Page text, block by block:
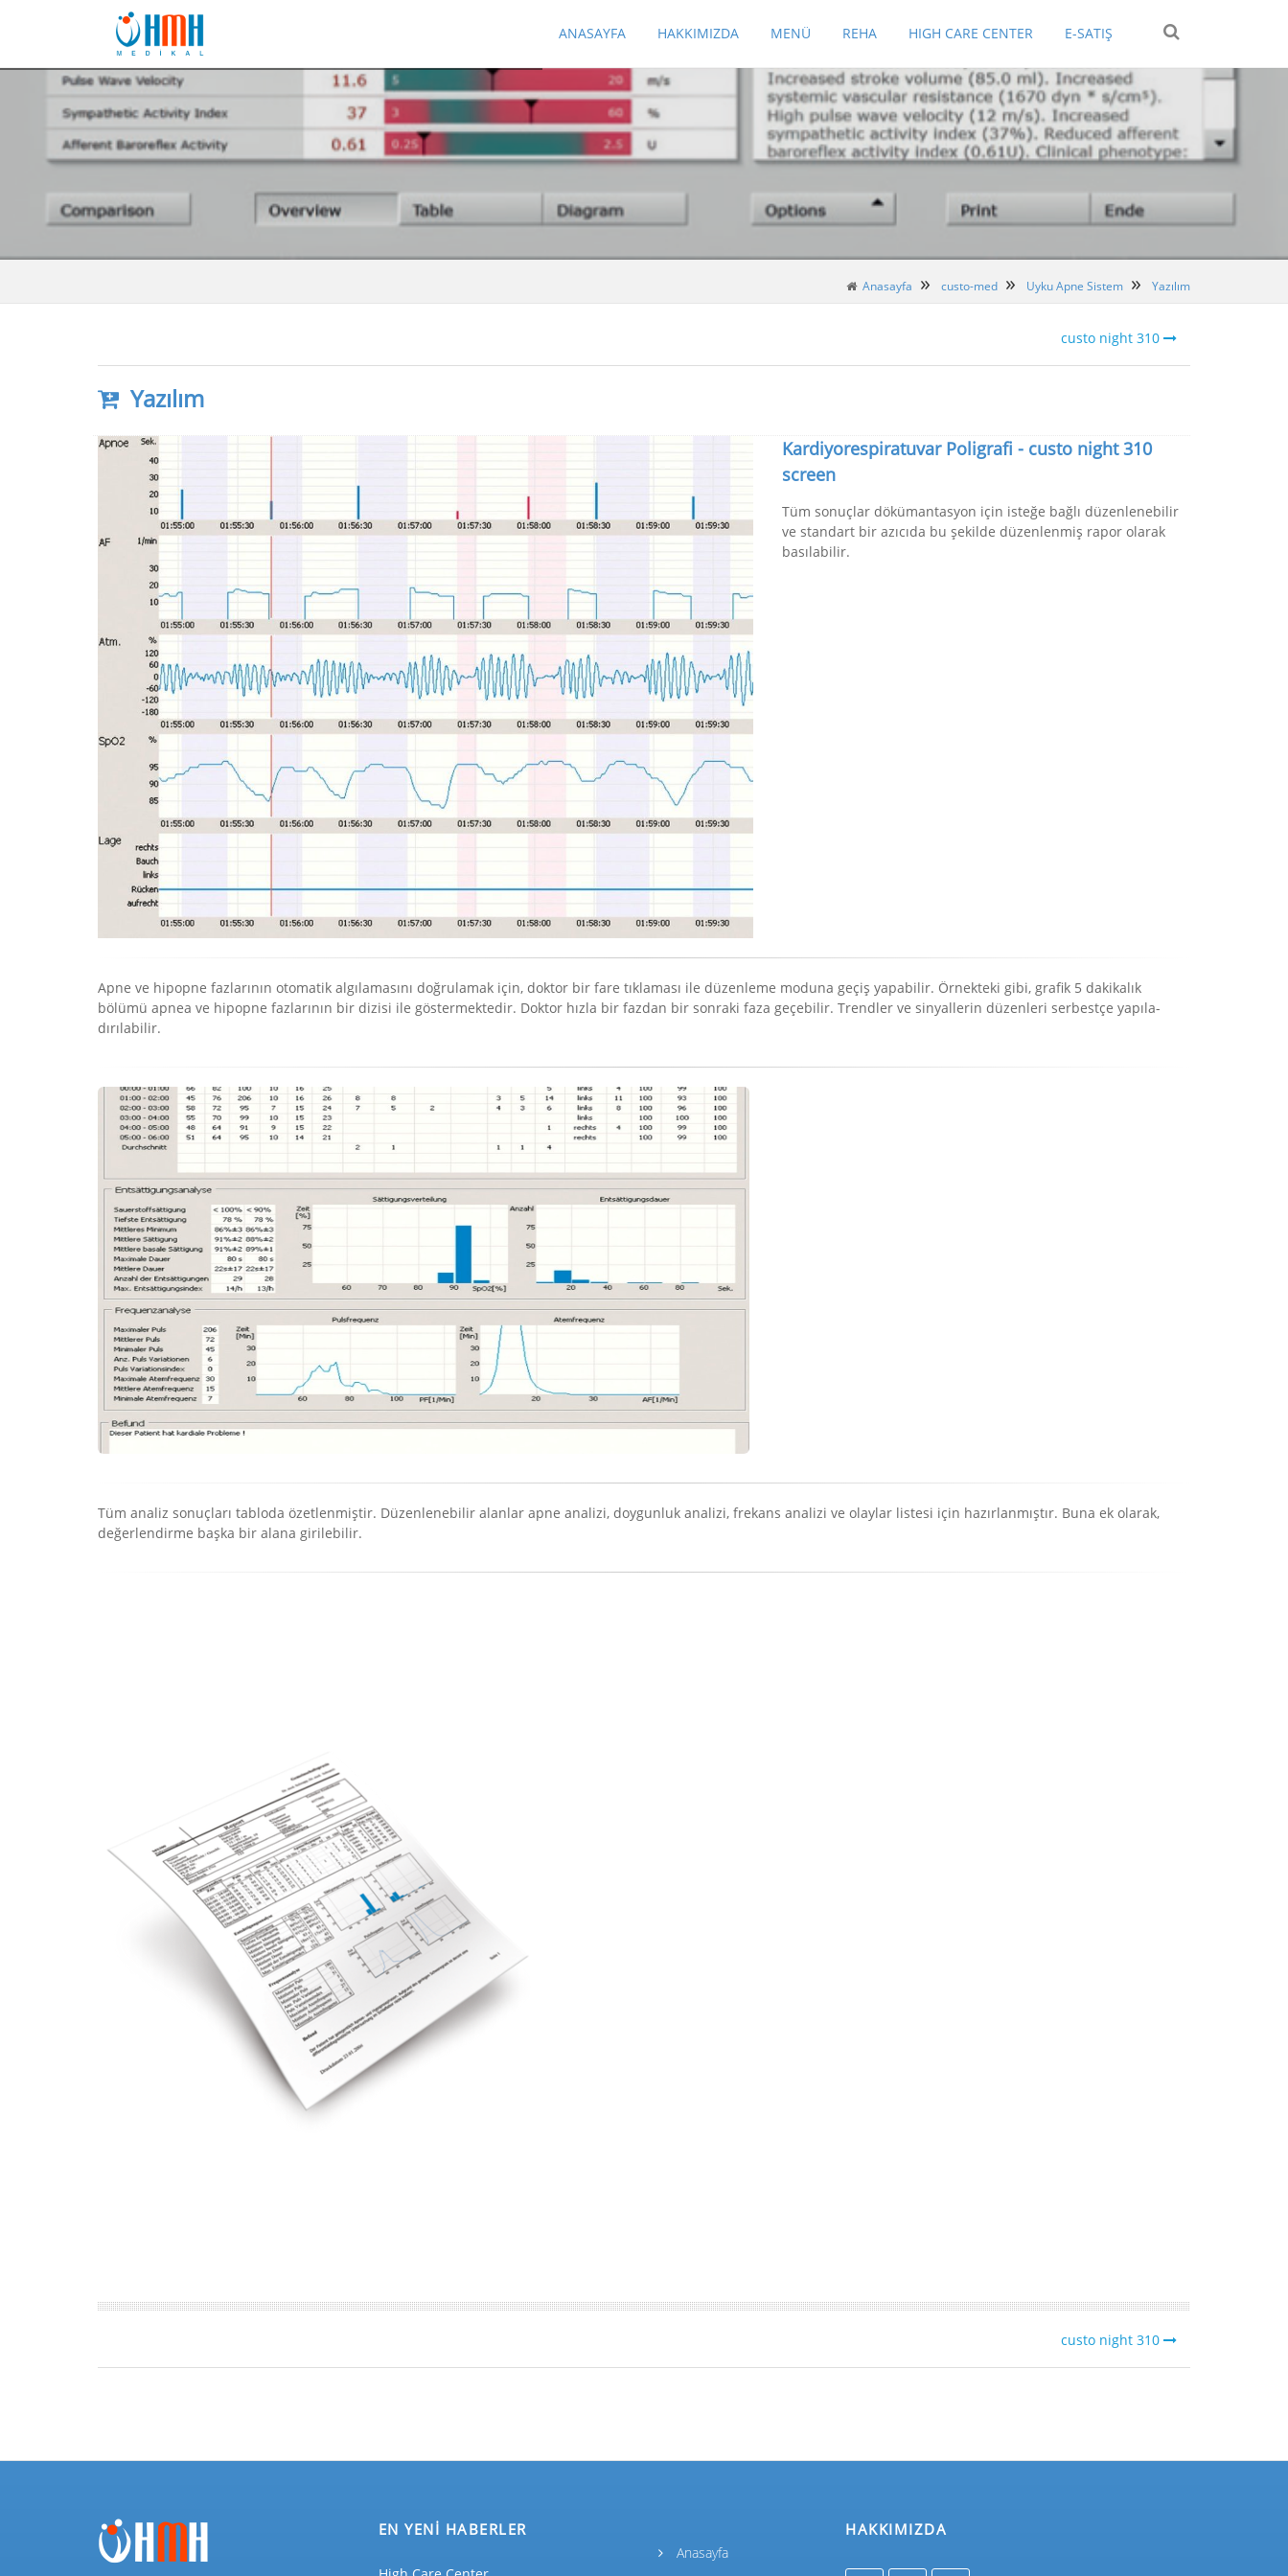
ANASAYFA HAKKIMIZDA MENÜ REHA HIGH CARE CENTER E-SATIŞ
Anasayfa custo-med Uyku Apne Sistem Yazılım
custo night 310
Yazılım
Kardiyorespiratuvar Poligrafi - custo night 310
screen
Tüm sonuçlar dökümantasyon için isteğe bağlı düzenlenebilir
ve standart bir azıcıda bu şekilde düzenlenmiş rapor olarak
basılabilir.
Apne ve hipopne fazlarının otomatik algılamasını doğrulamak için, doktor bir fare tıklaması ile düzenleme moduna geçiş yapabilir. Örnekteki gibi, grafik 5 dakikalık
bölümü apnea ve hipopne fazlarının bir dizisi ile göstermektedir. Doktor hızla bir fazdan bir sonraki faza geçebilir. Trendler ve sinyallerin düzenleri serbestçe yapıla-
dırılabilir.
Tüm analiz sonuçları tabloda özetlenmiştir. Düzenlenebilir alanlar apne analizi, doygunluk analizi, frekans analizi ve olaylar listesi için hazırlanmıştır. Buna ek olarak,
değerlendirme başka bir alana girilebilir.
custo night 310
EN YENİ HABERLER
Anasayfa
HAKKIMIZDA